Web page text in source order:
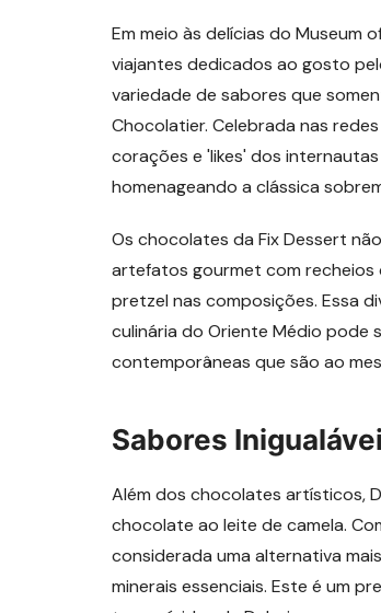
Em meio às delícias do Museum
viajantes dedicados ao gosto
variedade de sabores que
Chocolatier. Celebrada nas
corações e 'likes' dos
homenageando a clássica
Os chocolates da Fix Dessert
artefatos gourmet com recheios
pretzel nas composições. Essa
culinária do Oriente Médio pode
contemporâneas que são ao
Sabores
Além dos chocolates artísticos,
chocolate ao leite de camela.
considerada uma alternativa
minerais essenciais. Este é um